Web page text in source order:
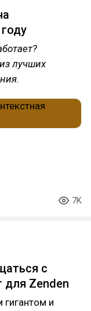
лучших
7K
с
для Zenden
и